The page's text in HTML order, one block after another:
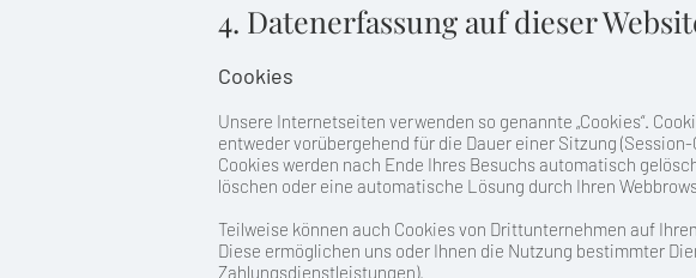
4. Datenerfassung auf dieser
Cookies
Unsere Internetseiten verwenden so genannte „Cookies“.
entweder vorübergehend für die Dauer einer Sitzung
Cookies werden nach Ende Ihres Besuchs automatisch
löschen oder eine automatische Lösung durch Ihren
Teilweise können auch Cookies von Drittunternehmen auf
Diese ermöglichen uns oder Ihnen die Nutzung bestimmter
Zahlungsdienstleistungen).